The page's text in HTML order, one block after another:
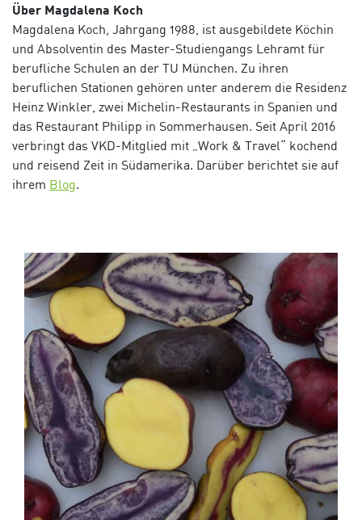
Über Magdalena Koch
Magdalena Koch, Jahrgang 1988, ist ausgebildete Köchin
und Absolventin des Master-Studiengangs Lehramt für
berufliche Schulen an der TU München. Zu ihren
beruflichen Stationen gehören unter anderem die Residenz
Heinz Winkler, zwei Michelin-Restaurants in Spanien und
das Restaurant Philipp in Sommerhausen. Seit April 2016
verbringt das VKD-Mitglied mit „Work & Travel“ kochend
und reisend Zeit in Südamerika. Darüber berichtet sie auf
ihrem Blog.